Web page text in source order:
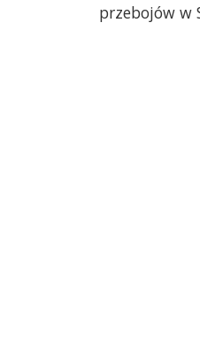
przebojów w